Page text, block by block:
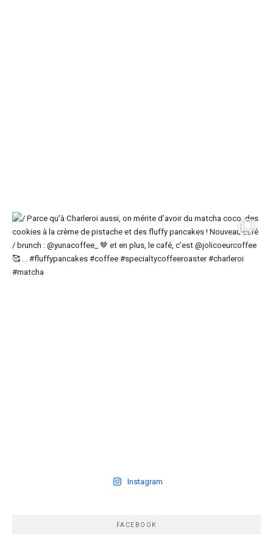
Instagram
FACEBOOK